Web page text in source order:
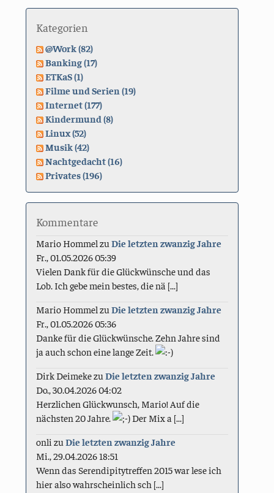
Kategorien
@Work (82)
Banking (17)
ETKaS (1)
Filme und Serien (19)
Internet (177)
Kindermund (8)
Linux (52)
Musik (42)
Nachtgedacht (16)
Privates (196)
Kommentare
Mario Hommel zuDie letzten zwanzig Jahre
Fr., 01.05.2026 05:39
Vielen Dank für die Glückwünsche und das
Lob. Ich gebe mein bestes, die nä [...]
Mario Hommel zuDie letzten zwanzig Jahre
Fr., 01.05.2026 05:36
Danke für die Glückwünsche. Zehn Jahre sind
ja auch schon eine lange Zeit.
Dirk DeimekezuDie letzten zwanzig Jahre
Do., 30.04.2026 04:02
Herzlichen Glückwunsch, Mario! Auf die
nächsten 20 Jahre.
Der Mix a [...]
onli zuDie letzten zwanzig Jahre
Mi., 29.04.2026 18:51
Wenn das Serendipitytreffen 2015 war lese ich
hier also wahrscheinlich sch [...]